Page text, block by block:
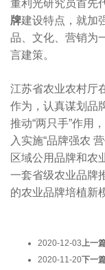
董利光研究员首先
牌建设特点，就加
品、文化、营销为
言建策。
江苏省农业农村厅
作为，认真谋划品
推动“两只手”作用
入实施“品牌强农
区域公用品牌和农
一套省级农业品牌
的农业品牌培植新
2020-12-03上一
2020-11-20下一